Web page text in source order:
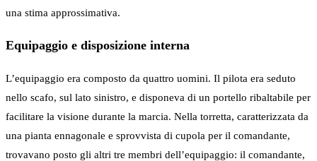
una stima approssimativa.
Equipaggio e disposizione interna
L’equipaggio era composto da quattro uomini. Il pilota era seduto
nello scafo, sul lato sinistro, e disponeva di un portello ribaltabile per
facilitare la visione durante la marcia. Nella torretta, caratterizzata da
una pianta ennagonale e sprovvista di cupola per il comandante,
trovavano posto gli altri tre membri dell’equipaggio: il comandante,